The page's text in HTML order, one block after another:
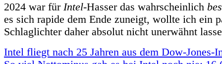
2024 war für Intel-Hasser das wahrscheinlich
es sich rapide dem Ende zuneigt, wollte ich ein
Schlaglichter daher absolut nicht unerwähnt
Intel fliegt nach 25 Jahren aus dem Dow-Jones-